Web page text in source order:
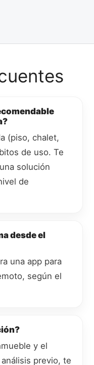
(piso, chalet,
de uso. Te
solución
de
desde el
una app para
según el
y el
previo, te